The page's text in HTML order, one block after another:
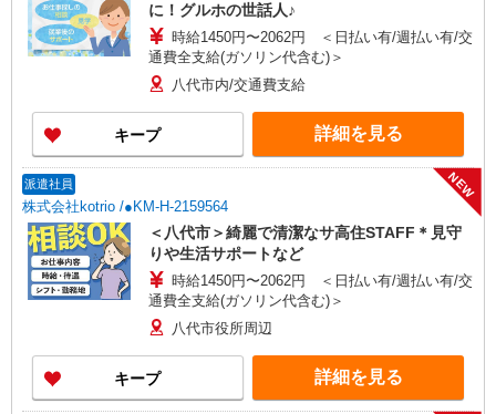
に！グルホの世話人♪
時給1450円〜2062円 ＜日払い有/週払い有/交
通費全支給(ガソリン代含む)＞
八代市内/交通費支給
キープ 詳細を見る
派遣社員
株式会社kotrio /●KM-H-2159564
NEW
＜八代市＞綺麗で清潔なサ高住STAFF＊見守
りや生活サポートなど
時給1450円〜2062円 ＜日払い有/週払い有/交
通費全支給(ガソリン代含む)＞
八代市役所周辺
キープ 詳細を見る